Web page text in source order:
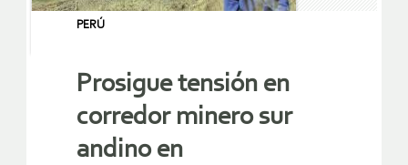
PERÚ
Prosigue tensión en
corredor minero sur
andino en